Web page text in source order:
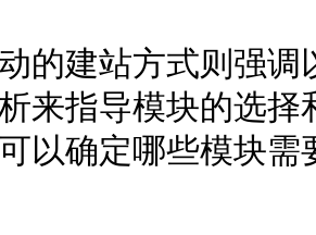
建站方式则强调
来指导模块的选
以确定哪些模块